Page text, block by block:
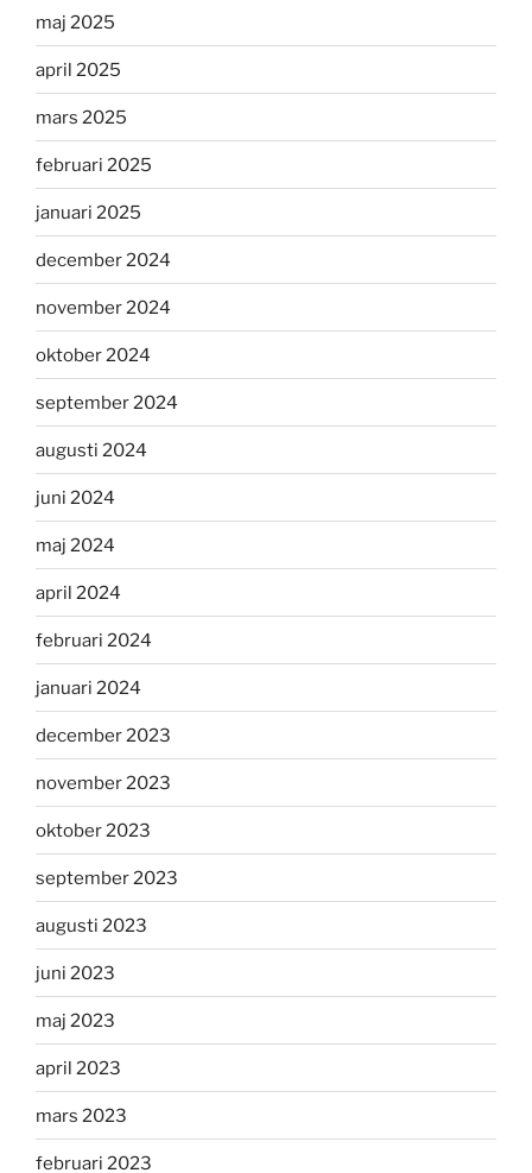
maj 2025
april 2025
mars 2025
februari 2025
januari 2025
december 2024
november 2024
oktober 2024
september 2024
augusti 2024
juni 2024
maj 2024
april 2024
februari 2024
januari 2024
december 2023
november 2023
oktober 2023
september 2023
augusti 2023
juni 2023
maj 2023
april 2023
mars 2023
februari 2023